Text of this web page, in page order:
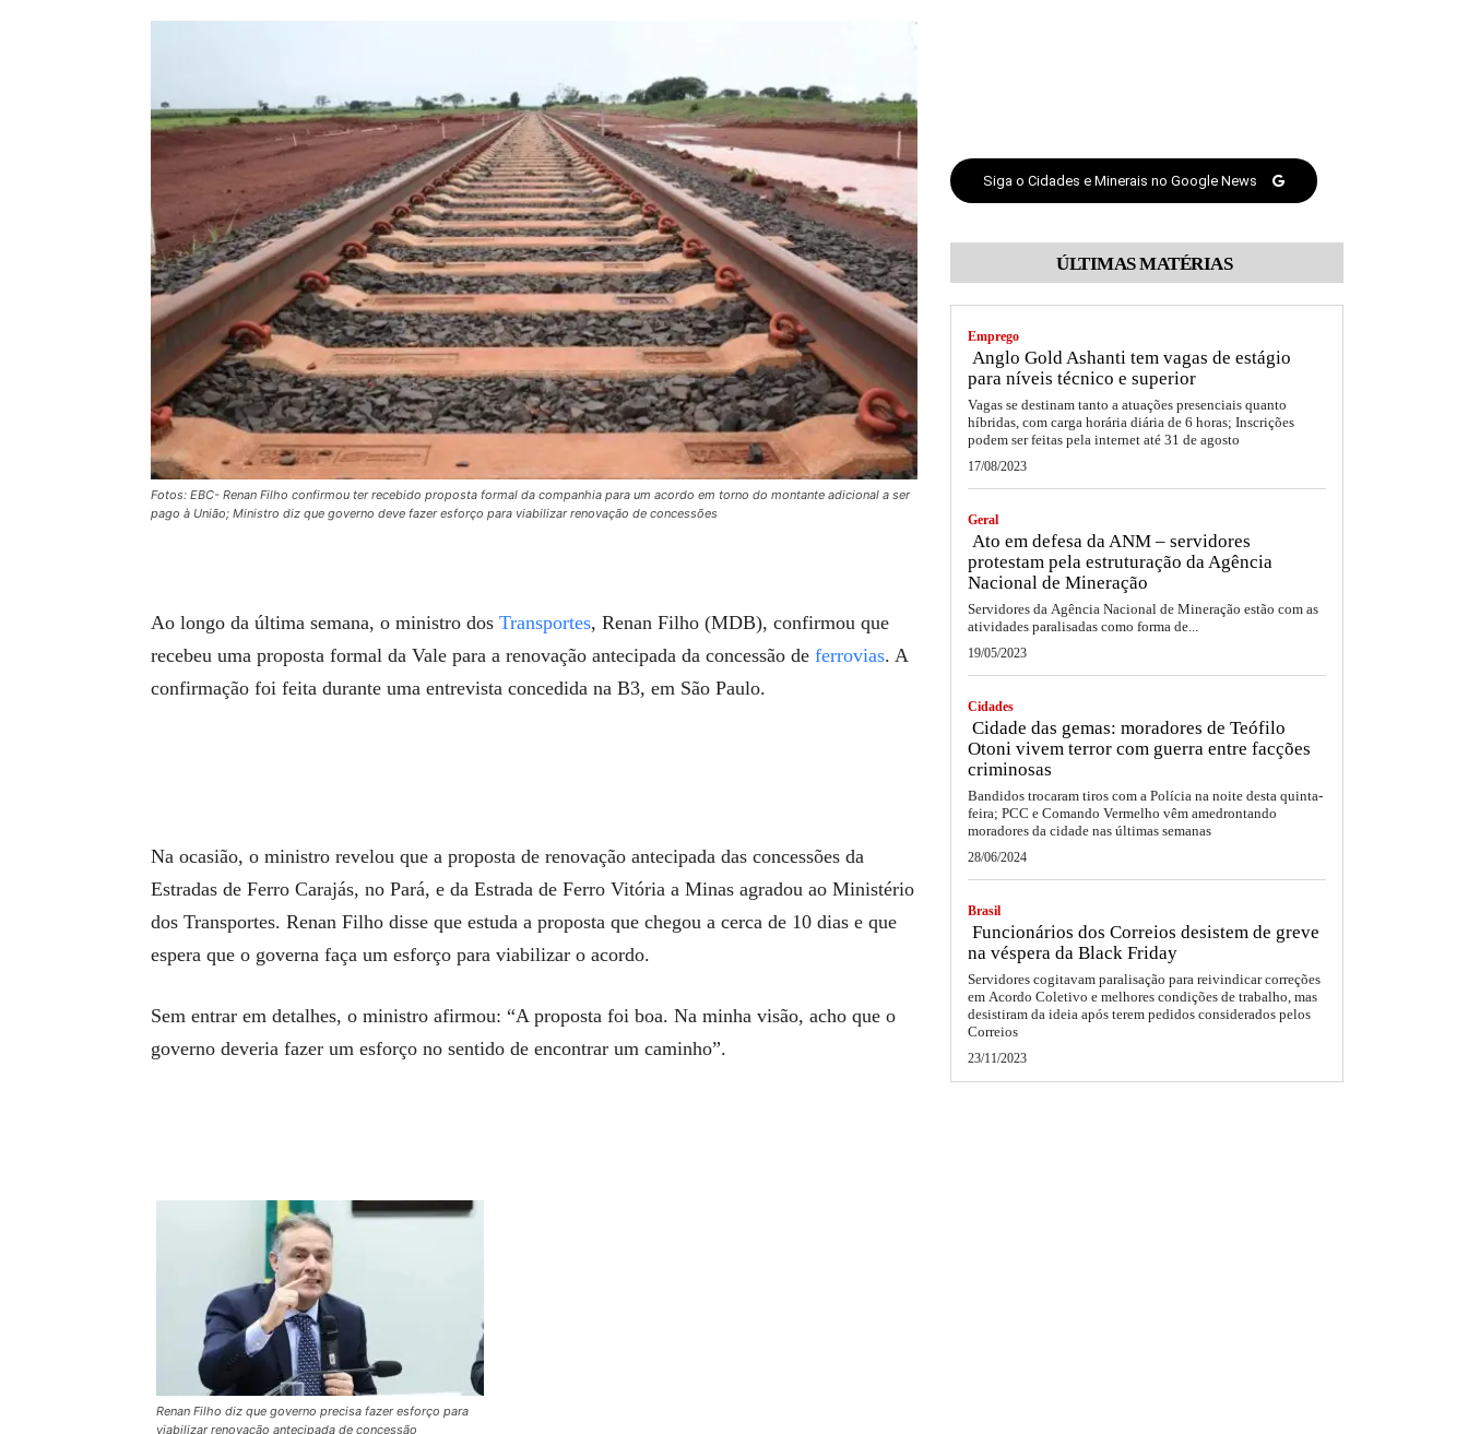
Fotos: EBC- Renan Filho confirmou ter recebido proposta formal da companhia para um acordo em torno do montante adicional a ser
pago à União; Ministro diz que governo deve fazer esforço para viabilizar renovação de concessões
Ao longo da última semana, o ministro dos Transportes, Renan Filho (MDB), confirmou que
recebeu uma proposta formal da Vale para a renovação antecipada da concessão de ferrovias. A
confirmação foi feita durante uma entrevista concedida na B3, em São Paulo.
Na ocasião, o ministro revelou que a proposta de renovação antecipada das concessões da
Estradas de Ferro Carajás, no Pará, e da Estrada de Ferro Vitória a Minas agradou ao Ministério
dos Transportes. Renan Filho disse que estuda a proposta que chegou a cerca de 10 dias e que
espera que o governa faça um esforço para viabilizar o acordo.
Sem entrar em detalhes, o ministro afirmou: “A proposta foi boa. Na minha visão, acho que o
governo deveria fazer um esforço no sentido de encontrar um caminho”.
Renan Filho diz que governo precisa fazer esforço para
viabilizar renovação antecipada de concessão
Siga o Cidades e Minerais no Google News
ÚLTIMAS MATÉRIAS
Emprego
Anglo Gold Ashanti tem vagas de estágio
para níveis técnico e superior
Vagas se destinam tanto a atuações presenciais quanto
híbridas, com carga horária diária de 6 horas; Inscrições
podem ser feitas pela internet até 31 de agosto
17/08/2023
Geral
Ato em defesa da ANM – servidores
protestam pela estruturação da Agência
Nacional de Mineração
Servidores da Agência Nacional de Mineração estão com as
atividades paralisadas como forma de...
19/05/2023
Cidades
Cidade das gemas: moradores de Teófilo
Otoni vivem terror com guerra entre facções
criminosas
Bandidos trocaram tiros com a Polícia na noite desta quinta-
feira; PCC e Comando Vermelho vêm amedrontando
moradores da cidade nas últimas semanas
28/06/2024
Brasil
Funcionários dos Correios desistem de greve
na véspera da Black Friday
Servidores cogitavam paralisação para reivindicar correções
em Acordo Coletivo e melhores condições de trabalho, mas
desistiram da ideia após terem pedidos considerados pelos
Correios
23/11/2023